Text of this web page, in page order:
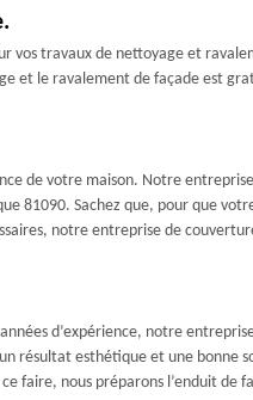
vos travaux de nettoyage et
et le ravalement de façade est
de votre maison. Notre
81090. Sachez que, pour que
notre entreprise de
d’expérience, notre
résultat esthétique et une bonne
nous préparons l’enduit de